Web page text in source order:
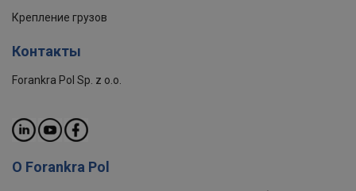
Крепление грузов
Контакты
Forankra Pol Sp. z o.o.
О Forankra Pol